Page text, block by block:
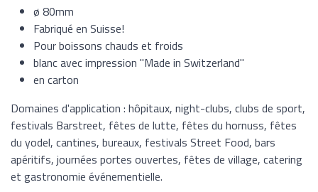
ø 80mm
Fabriqué en Suisse!
Pour boissons chauds et froids
blanc avec impression "Made in Switzerland"
en carton
Domaines d'application : hôpitaux, night-clubs, clubs de sport,
festivals Barstreet, fêtes de lutte, fêtes du hornuss, fêtes
du yodel, cantines, bureaux, festivals Street Food, bars
apéritifs, journées portes ouvertes, fêtes de village, catering
et gastronomie événementielle.